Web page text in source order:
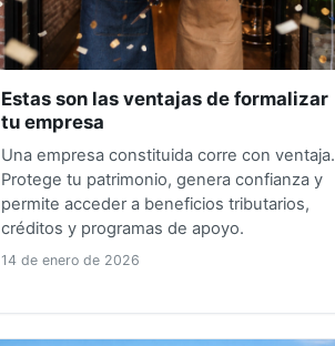
Estas son las ventajas de formalizar
tu empresa
Una empresa constituida corre con ventaja.
Protege tu patrimonio, genera confianza y
permite acceder a beneficios tributarios,
créditos y programas de apoyo.
14 de enero de 2026